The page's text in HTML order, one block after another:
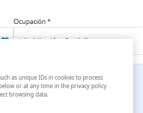
Ocupación *
1 habitación, 2 adultos
as unique IDs in cookies to process
or at any time in the privacy policy
browsing data.